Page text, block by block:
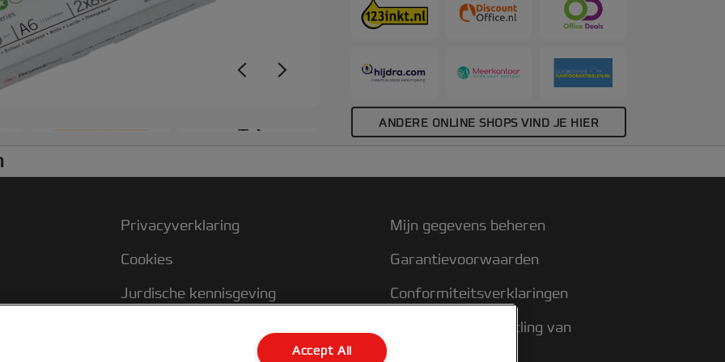
+3
plaatsing, en voor veilige, afgeronde
hoeken. 2 x 80 micron glanzend. A6-
ANDERE ONLINE SHOPS VIND JE HIER
Privacyverklaring
Cookies
Jurdische kennisgeving
Mijn gegevens beheren
Garantievoorwaarden
Conformiteitsverklaringen
Richtlijnen bij recycling van
Accept All